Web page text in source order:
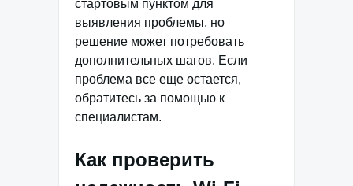
стартовым пунктом для
выявления проблемы, но
решение может потребовать
дополнительных шагов. Если
проблема все еще остается,
обратитесь за помощью к
специалистам.
Как проверить